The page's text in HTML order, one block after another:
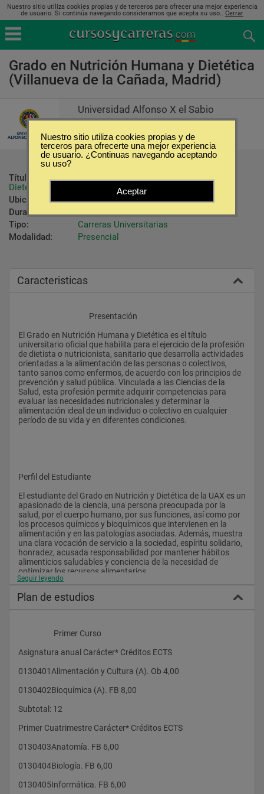
Nuestro sitio utiliza cookies propias y de terceros para ofrecer una mejor experiencia
de usuario. Si continúa navegando consideramos que acepta su uso.. Cerrar
Grado en Nutrición Humana y Dietética
(Villanueva de la Cañada, Madrid)
Universidad Alfonso X el Sabio
Título ofrecido:
Graduado/da en Nutrición Humana y
Dietética
Ubicación:
Villanueva de la Cañada - Madrid
Duración:
4 Años
Tipo:
Carreras Universitarias
Modalidad:
Presencial
Caracteristicas
					Presentación
El Grado en Nutrición Humana y Dietética es el título
universitario oficial que habilita para el ejercicio de la profesión
de dietista o nutricionista, sanitario que desarrolla actividades
orientadas a la alimentación de las personas o colectivos,
tanto sanos como enfermos, de acuerdo con los principios de
prevención y salud pública. Vinculada a las Ciencias de la
Salud, esta profesión permite adquirir competencias para
evaluar las necesidades nutricionales y determinar la
alimentación ideal de un individuo o colectivo en cualquier
período de su vida y en diferentes condiciones.
Perfil del Estudiante
El estudiante del Grado en Nutrición y Dietética de la UAX es un
apasionado de la ciencia, una persona preocupada por la
salud, por el cuerpo humano, por sus funciones, así como por
los procesos químicos y bioquímicos que intervienen en la
alimentación y en las patologías asociadas. Además, muestra
una clara vocación de servicio a la sociedad, espíritu solidario,
honradez, acusada responsabilidad por mantener hábitos
alimenticios saludables y conciencia de la necesidad de
optimizar los recursos alimentarios.
Entre las perspectivas del egresado del Grado en Nutrición
Humana y Dietética existe la posibilidad de ampliar su
formación, mediante la realización, en la Facultad de Ciencias
de la Salud de la UAX, que componen el Máster Universitario en
Metodología de la Investigación en Ciencias de la Salud y
posteriormente, acceder al periodo de Investigación del
Programa de Doctorado, alcanzando de este modo el mayor
grado académico posible.
En cuanto a las salidas profesionales, los futuros graduados
en Nutrición Humana y Dietética podrán desarrollar su
profesión en hospitales y centros de salud, residencias de
ancianos, en la industria alimentaria, en empresas de
restauración colectiva o bien, en hoteles, restaurantes y
diversas empresas de hostelería. Al tener la capacidad para
englobar y conjugar correctamente los diferentes aspectos
culturales, sociales y terapéuticos de la alimentación podrán
también realizar su trabajo en colegios, guarderías, centros
Seguir leyendo
Plan de estudios
                    Primer Curso
Asignatura anual Carácter* Créditos ECTS
0130401Alimentación y Cultura (A). Ob 4,00
0130402Bioquímica (A). FB 8,00
Subtotal: 12
Primer Cuatrimestre Carácter* Créditos ECTS
0130403Anatomía. FB 6,00
0130404Biología. FB 6,00
0130405Informática. FB 6,00
Nuestro sitio utiliza cookies propias y de
terceros para ofrecerte una mejor experiencia
de usuario. ¿Continuas navegando aceptando
su uso?
Aceptar